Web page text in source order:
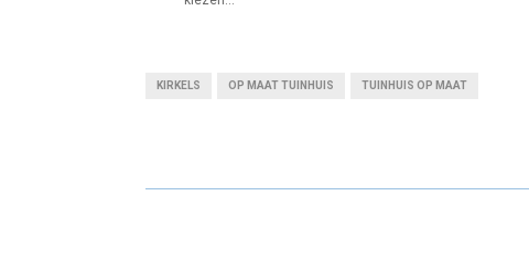
KIRKELS OP MAAT TUINHUIS TUINHUIS OP MAAT